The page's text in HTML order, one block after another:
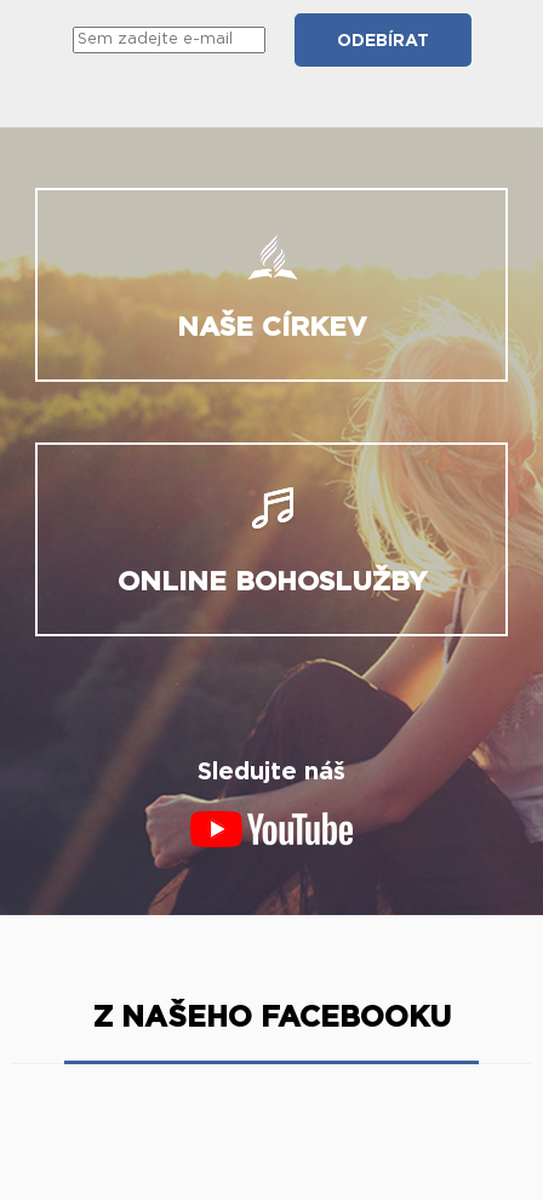
NAŠE CÍRKEV
ONLINE BOHOSLUŽBY
Sledujte náš
Z NAŠEHO FACEBOOKU